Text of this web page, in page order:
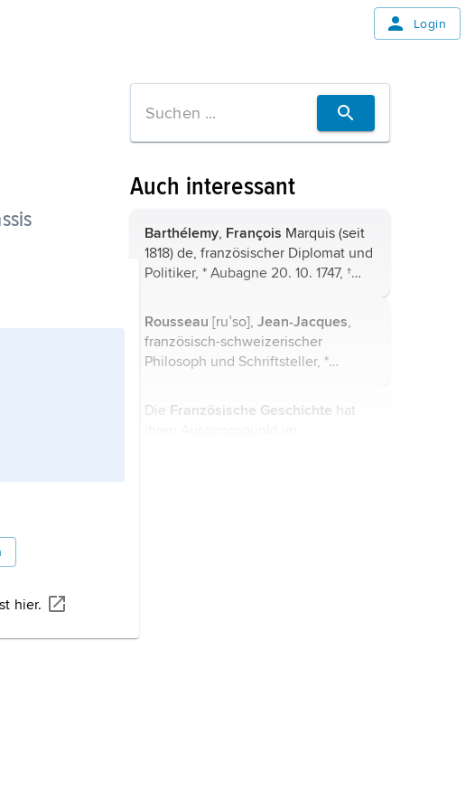
Login
hier.
Auch interessant
Barthélemy, François Marquis (seit
1818) de, französischer Diplomat und
Politiker, * Aubagne 20. 10. 1747, †
Jacques Barthélemy
; einer der
Hauptunterhändler des
Basler ...
Rousseau [ruˈso], Jean-Jacques,
französisch-schweizerischer
Philosoph und Schriftsteller, *
Ermenonville (bei Senlis)....
Die Französische Geschichte hat